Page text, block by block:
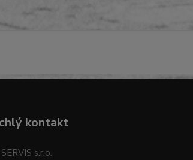
kontakt
s.r.o.